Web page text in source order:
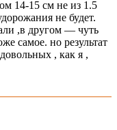
14-15 см не из 1.5
не будет.
,в другом — чуть
самое. но результат
, как я ,